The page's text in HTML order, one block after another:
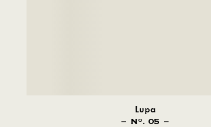
Lupa
NO . 05